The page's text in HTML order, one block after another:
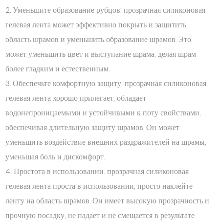
2. Уменьшите образование рубцов: прозрачная силиконовая
гелевая лента может эффективно покрыть и защитить
область шрамов и уменьшить образование шрамов. Это
может уменьшить цвет и выступание шрама, делая шрам
более гладким и естественным.
3. Обеспечьте комфортную защиту: прозрачная силиконовая
гелевая лента хорошо прилегает, обладает
водонепроницаемыми и устойчивыми к поту свойствами,
обеспечивая длительную защиту шрамов. Он может
уменьшить воздействие внешних раздражителей на шрамы,
уменьшая боль и дискомфорт.
4. Простота в использовании: прозрачная силиконовая
гелевая лента проста в использовании, просто наклейте
ленту на область шрамов. Он имеет высокую прозрачность и
прочную посадку, не падает и не смещается в результате